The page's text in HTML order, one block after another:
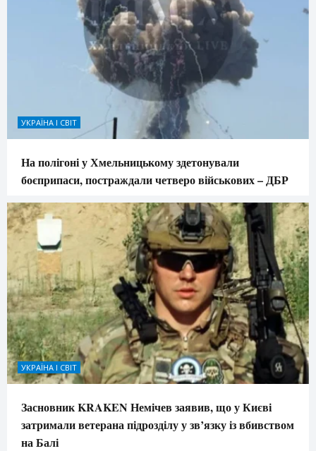
УКРАЇНА І СВІТ
На полігоні у Хмельницькому здетонували
боєприпаси, постраждали четверо військових – ДБР
УКРАЇНА І СВІТ
Засновник KRAKEN Немічев заявив, що у Києві
затримали ветерана підрозділу у зв’язку із вбивством
на Балі